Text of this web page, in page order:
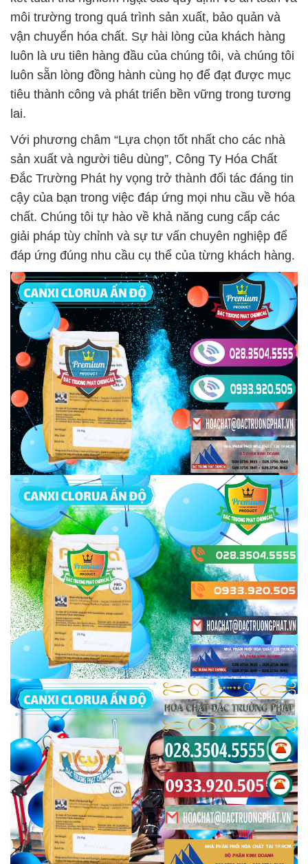
môi trường trong quá trình sản xuất, bảo quản và
vận chuyển hóa chất. Sự hài lòng của khách hàng
luôn là ưu tiên hàng đầu của chúng tôi, và chúng tôi
luôn sẵn lòng đồng hành cùng họ để đạt được mục
tiêu thành công và phát triển bền vững trong tương
lai.
Với phương châm “Lựa chọn tốt nhất cho các nhà
sản xuất và người tiêu dùng”, Công Ty Hóa Chất
Đắc Trường Phát hy vọng trở thành đối tác đáng tin
cậy của bạn trong việc đáp ứng mọi nhu cầu về hóa
chất. Chúng tôi tự hào về khả năng cung cấp các
giải pháp tùy chỉnh và sự tư vấn chuyên nghiệp để
đáp ứng đúng nhu cầu cụ thể của từng khách hàng.